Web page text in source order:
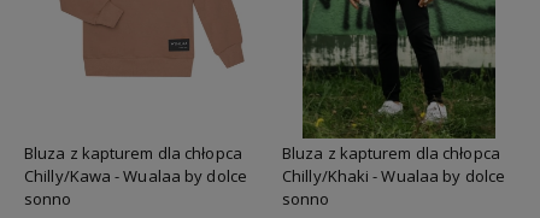
Bluza z kapturem dla chłopca
Chilly/Kawa - Wualaa by dolce
sonno
Bluza z kapturem dla chłopca
Chilly/Khaki - Wualaa by dolce
sonno